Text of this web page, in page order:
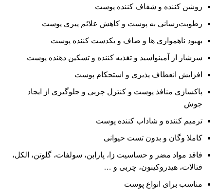
روشن کننده و شفاف کننده پوست
رطوبت‌رسانی به پوست و کاهش علائم پیری پوست
بهبود ناهمواری ها و صاف و یکدست کننده پوست
سرشار از آمینواسید و تغذیه کننده و تسکین دهنده پوست
افزایش انعطاف پذیری و استحکام پوست
پاکسازی منافذ پوست و کنترل چربی و جلوگیری از ایجاد
جوش
ترمیم کننده و شاداب کننده پوست
کاملا وگان و بدون تست حیوانی
فاقد مواد مضر و حساسیت‌ زا، پارابن، سولفات، گلوتن، الکل،
فتالات، هیدروکینون، چربی و …
مناسب برای انواع پوست